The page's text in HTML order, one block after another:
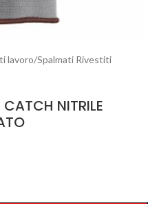
lavoro/Spalmati Rivestiti
NITRILE